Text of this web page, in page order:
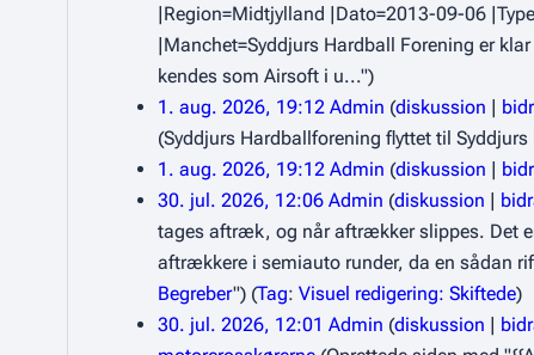
|Region=Midtjylland |Dato=2013-09-06
|Manchet=Syddjurs Hardball Forening er
kendes som Airsoft i u...")
1. aug. 2026, 19:12 Admin diskussion
(Syddjurs Hardballforening flyttet til
1. aug. 2026, 19:12 Admin diskussion
30. jul. 2026, 12:06 Admin diskussion
tages aftræk, og når aftrækker slippes. Det
aftrækkere i semiauto runder, da en sådan
Begreber") Tag: Visuel redigering: Skiftede
30. jul. 2026, 12:01 Admin diskussion